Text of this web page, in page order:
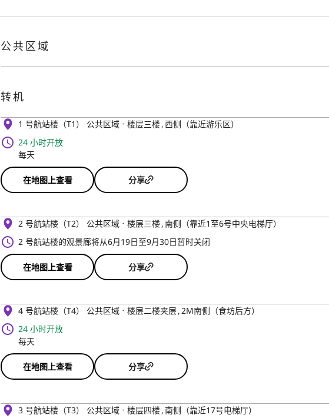
公共区域
转机
1 号航站楼（T1） 公共区域 楼层三楼 西侧（靠近游乐区）
24 小时开放
每天
在地图上查看 分享
2 号航站楼（T2） 公共区域 楼层三楼 南侧（靠近1至6号中央电梯厅）
2 号航站楼的观景廊将从6月19日至9月30日暂时关闭
在地图上查看 分享
4 号航站楼（T4） 公共区域 楼层二楼夹层 2M南侧（食坊后方）
24 小时开放
每天
在地图上查看 分享
3 号航站楼（T3） 公共区域 楼层四楼 南侧（靠近17号电梯厅）